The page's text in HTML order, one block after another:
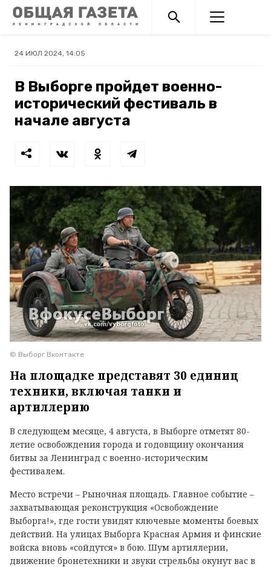
24 ИЮЛ 2024, 14:05
В Выборге пройдет военно-
исторический фестиваль в
начале августа
© Выборг Вконтакте
На площадке представят 30 единиц
техники, включая танки и
артиллерию
В следующем месяце, 4 августа, в Выборге отметят 80-
летие освобождения города и годовщину окончания
битвы за Ленинград с военно-историческим
фестивалем.
Место встречи – Рыночная площадь. Главное событие –
захватывающая реконструкция «Освобождение
Выборга!», где гости увидят ключевые моменты боевых
действий. На улицах Выборга Красная Армия и финские
войска вновь «сойдутся» в бою. Шум артиллерии,
движение бронетехники и звуки стрельбы окунут вас в